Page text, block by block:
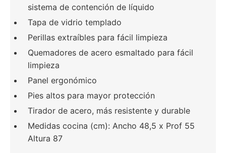
sistema de contención de líquido
Tapa de vidrio templado
Perillas extraíbles para fácil limpieza
Quemadores de acero esmaltado para fácil
limpieza
Panel ergonómico
Pies altos para mayor protección
Tirador de acero, más resistente y durable
Medidas cocina (cm): Ancho 48,5 x Prof 55
Altura 87